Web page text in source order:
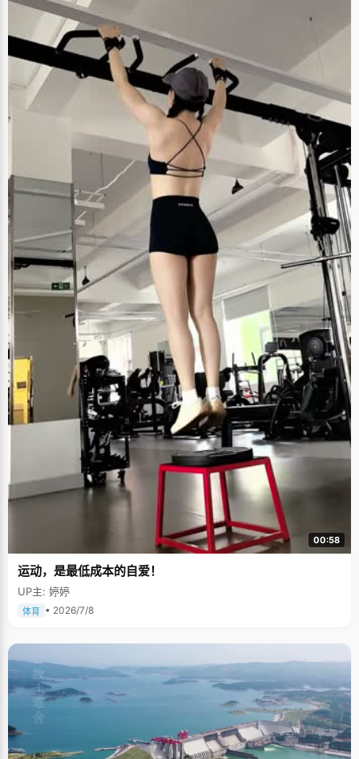
00:58
运动，是最低成本的自爱！
UP主: 婷婷
体育 • 2026/7/8